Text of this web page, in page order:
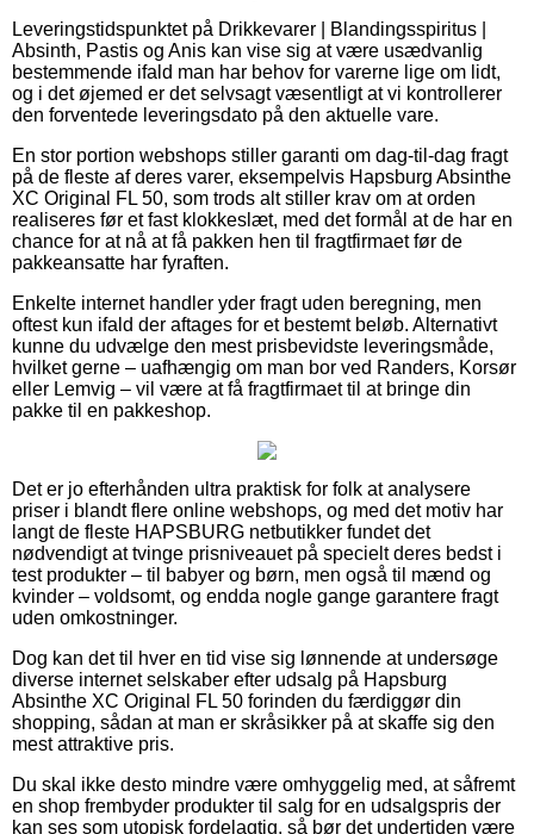
Leveringstidspunktet på Drikkevarer | Blandingsspiritus |
Absinth, Pastis og Anis kan vise sig at være usædvanlig
bestemmende ifald man har behov for varerne lige om lidt,
og i det øjemed er det selvsagt væsentligt at vi kontrollerer
den forventede leveringsdato på den aktuelle vare.
En stor portion webshops stiller garanti om dag-til-dag fragt
på de fleste af deres varer, eksempelvis Hapsburg Absinthe
XC Original FL 50, som trods alt stiller krav om at orden
realiseres før et fast klokkeslæt, med det formål at de har en
chance for at nå at få pakken hen til fragtfirmaet før de
pakkeansatte har fyraften.
Enkelte internet handler yder fragt uden beregning, men
oftest kun ifald der aftages for et bestemt beløb. Alternativt
kunne du udvælge den mest prisbevidste leveringsmåde,
hvilket gerne – uafhængig om man bor ved Randers, Korsør
eller Lemvig – vil være at få fragtfirmaet til at bringe din
pakke til en pakkeshop.
Det er jo efterhånden ultra praktisk for folk at analysere
priser i blandt flere online webshops, og med det motiv har
langt de fleste HAPSBURG netbutikker fundet det
nødvendigt at tvinge prisniveauet på specielt deres bedst i
test produkter – til babyer og børn, men også til mænd og
kvinder – voldsomt, og endda nogle gange garantere fragt
uden omkostninger.
Dog kan det til hver en tid vise sig lønnende at undersøge
diverse internet selskaber efter udsalg på Hapsburg
Absinthe XC Original FL 50 forinden du færdiggør din
shopping, sådan at man er skråsikker på at skaffe sig den
mest attraktive pris.
Du skal ikke desto mindre være omhyggelig med, at såfremt
en shop frembyder produkter til salg for en udsalgspris der
kan ses som utopisk fordelagtig, så bør det undertiden være